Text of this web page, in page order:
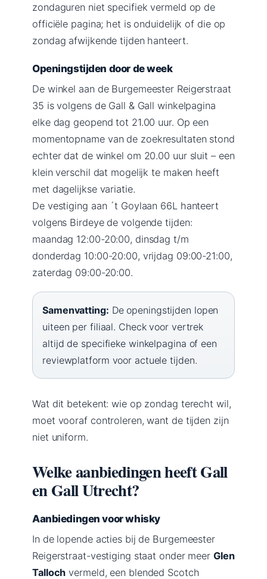
zondaguren niet specifiek vermeld op de
officiële pagina; het is onduidelijk of die op
zondag afwijkende tijden hanteert.
Openingstijden door de week
De winkel aan de Burgemeester Reigerstraat
35 is volgens de Gall & Gall winkelpagina
elke dag geopend tot 21.00 uur. Op een
momentopname van de zoekresultaten stond
echter dat de winkel om 20.00 uur sluit – een
klein verschil dat mogelijk te maken heeft
met dagelijkse variatie.
De vestiging aan ´t Goylaan 66L hanteert
volgens Birdeye de volgende tijden:
maandag 12:00-20:00, dinsdag t/m
donderdag 10:00-20:00, vrijdag 09:00-21:00,
zaterdag 09:00-20:00.
Samenvatting: De openingstijden lopen
uiteen per filiaal. Check voor vertrek
altijd de specifieke winkelpagina of een
reviewplatform voor actuele tijden.
Wat dit betekent: wie op zondag terecht wil,
moet vooraf controleren, want de tijden zijn
niet uniform.
Welke aanbiedingen heeft Gall
en Gall Utrecht?
Aanbiedingen voor whisky
In de lopende acties bij de Burgemeester
Reigerstraat-vestiging staat onder meer Glen
Talloch vermeld, een blended Scotch